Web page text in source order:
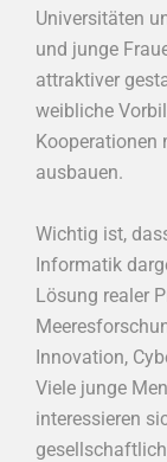
Universitäten
und junge
attraktiver
weibliche
Kooperationen
ausbauen.
Wichtig ist,
Informatik
Lösung realer
Innovation,
Viele junge
interessieren